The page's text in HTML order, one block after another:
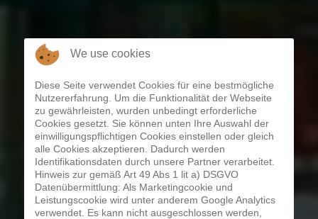
We use cookies
Diese Seite verwendet Cookies für eine bestmögliche
Nutzererfahrung. Um die Funktionalität der Webseite
zu gewährleisten, wurden unbedingt erforderliche
Cookies gesetzt. Sie können unten Ihre Auswahl der
einwilligungspflichtigen Cookies einstellen oder gleich
alle Cookies akzeptieren. Dadurch werden
Identifikationsdaten durch unsere Partner verarbeitet.
Hinweis zur gemäß Art 49 Abs 1 lit a) DSGVO
Datenübermittlung: Als Marketingcookie und
Leistungscookie wird unter anderem Google Analytics
verwendet. Es kann nicht ausgeschlossen werden,